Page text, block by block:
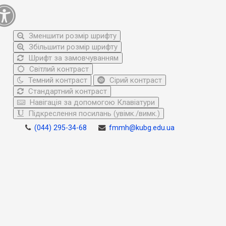
Зменшити розмір шрифту
Збільшити розмір шрифту
Шрифт за замовчуванням
Світлий контраст
Темний контраст
Сірий контраст
Стандартний контраст
Навігація за допомогою Клавіатури
Підкреслення посилань (увімк./вимк.)
(044) 295-34-68 fmmh@kubg.edu.ua